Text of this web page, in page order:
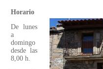
Horario
De lunes
a
domingo
desde las
8,00 h.